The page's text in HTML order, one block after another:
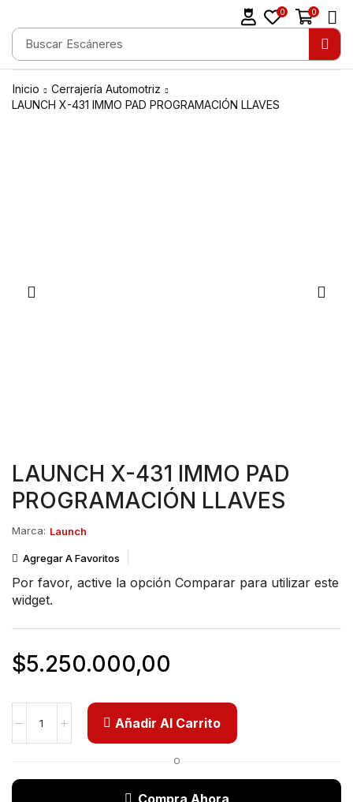
Buscar Escáneres
0 0
Inicio
Cerrajería Automotriz
LAUNCH X-431 IMMO PAD PROGRAMACIÓN LLAVES
LAUNCH X-431 IMMO PAD
PROGRAMACIÓN LLAVES
Marca: Launch
Agregar A Favoritos
Por favor, active la opción Comparar para utilizar este
widget.
$5.250.000,00
Añadir Al Carrito
O